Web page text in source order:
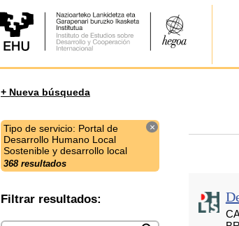
+ Nueva búsqueda
Tipo de servicio: Portal de
Desarrollo Humano Local
Sostenible y desarrollo local
368 resultados
×
Filtrar resultados: